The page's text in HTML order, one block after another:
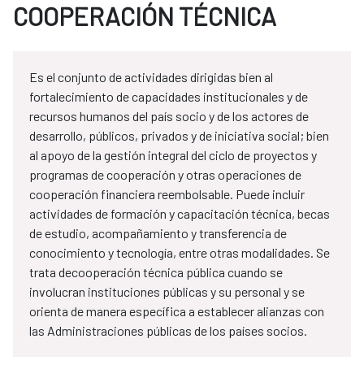
COOPERACIÓN TÉCNICA
Es el conjunto de actividades dirigidas bien al
fortalecimiento de capacidades institucionales y de
recursos humanos del país socio y de los actores de
desarrollo, públicos, privados y de iniciativa social; bien
al apoyo de la gestión integral del ciclo de proyectos y
programas de cooperación y otras operaciones de
cooperación financiera reembolsable. Puede incluir
actividades de formación y capacitación técnica, becas
de estudio, acompañamiento y transferencia de
conocimiento y tecnología, entre otras modalidades. Se
trata decooperación técnica pública cuando se
involucran instituciones públicas y su personal y se
orienta de manera específica a establecer alianzas con
las Administraciones públicas de los países socios.